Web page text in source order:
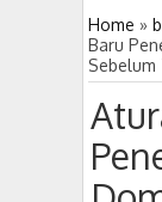
08:03
Home »
Baru
Sebelum